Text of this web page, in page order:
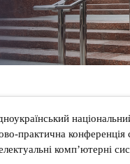
практична конференція
комп’ютерні